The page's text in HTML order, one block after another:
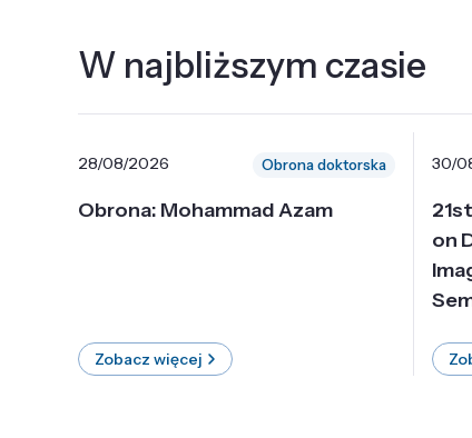
W najbliższym czasie
28/08/2026 Obrona doktorska
Obrona: Mohammad Azam
Zobacz więcej
30/
on